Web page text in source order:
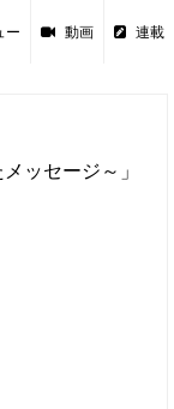
ー 動画 連載
ッセージ～」